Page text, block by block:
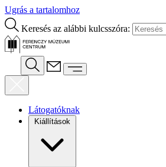
Ugrás a tartalomhoz
Keresés az alábbi kulcsszóra:
Látogatóknak
Kiállítások